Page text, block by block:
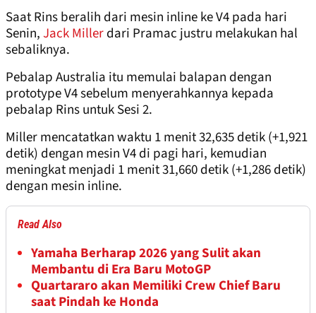
Saat Rins beralih dari mesin inline ke V4 pada hari
Senin,Jack Millerdari Pramac justru melakukan hal
sebaliknya.
Pebalap Australia itu memulai balapan dengan
prototype V4 sebelum menyerahkannya kepada
pebalap Rins untuk Sesi 2.
Miller mencatatkan waktu 1 menit 32,635 detik (+1,921
detik) dengan mesin V4 di pagi hari, kemudian
meningkat menjadi 1 menit 31,660 detik (+1,286 detik)
dengan mesin inline.
Read Also
Yamaha Berharap 2026 yang Sulit akan
Membantu di Era Baru MotoGP
Quartararo akan Memiliki Crew Chief Baru
saat Pindah ke Honda